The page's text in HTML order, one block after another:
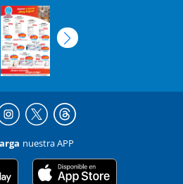
nuestra APP